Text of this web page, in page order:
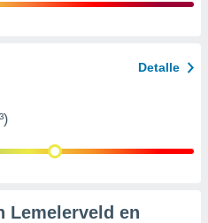
Detalle
Lemelerveld en